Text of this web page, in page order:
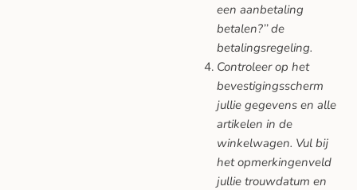
een aanbetaling
betalen?’’ de
betalingsregeling.
Controleer op het
bevestigingsscherm
jullie gegevens en alle
artikelen in de
winkelwagen. Vul bij
het opmerkingenveld
jullie trouwdatum en